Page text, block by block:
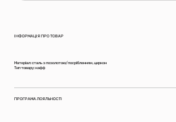
ІНФОРМАЦІЯ ПРО ТОВАР
Матеріал: сталь з позолотою/посрібленням, циркон
Тип товару: кафф
ПРОГРАМА ЛОЯЛЬНОСТІ